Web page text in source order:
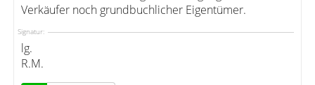
Verkäufer noch grundbuchlicher Eigentümer.
Signatur:
lg.
R.M.